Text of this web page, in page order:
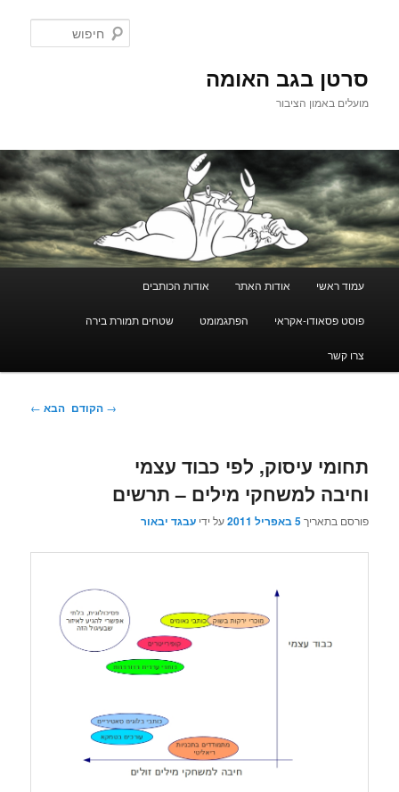
סרטן בגב האומה
מועלים באמון הציבור
עמוד ראשי אודות האתר אודות הכותבים
פוסט פסאודו-אקראי הפתגמומט שטחים תמורת בירה
צרו קשר
ניווט
→ הקודם הבא ←
תחומי עיסוק, לפי כבוד עצמי
וחיבה למשחקי מילים – תרשים
פורסם בתאריך5 באפריל 2011 על ידיעבגד יבאור